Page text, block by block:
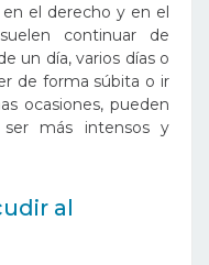
el derecho y en el
continuar de
un día, varios días o
de forma súbita o ir
ocasiones, pueden
más intensos y
al